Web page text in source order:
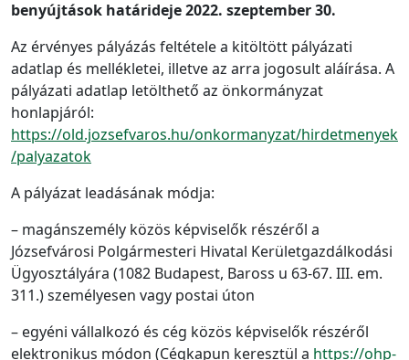
benyújtások határideje 2022. szeptember 30.
Az érvényes pályázás feltétele a kitöltött pályázati
adatlap és mellékletei, illetve az arra jogosult aláírása. A
pályázati adatlap letölthető az önkormányzat
honlapjáról:
https://old.jozsefvaros.hu/onkormanyzat/hirdetmenyek
/palyazatok
A pályázat leadásának módja:
– magánszemély közös képviselők részéről a
Józsefvárosi Polgármesteri Hivatal Kerületgazdálkodási
Ügyosztályára (1082 Budapest, Baross u 63-67. III. em.
311.) személyesen vagy postai úton
– egyéni vállalkozó és cég közös képviselők részéről
elektronikus módon (Cégkapun keresztül a https://ohp-